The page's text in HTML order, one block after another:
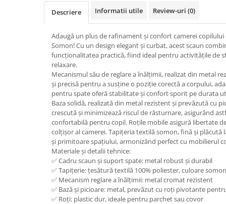
Descriere Informatii utile Review-uri (0)
Adaugă un plus de rafinament și confort camerei
Somon! Cu un design elegant și curbat, acest scaun
funcționalitatea practică, fiind ideal pentru activitățile de
relaxare.
Mecanismul său de reglare a înălțimii, realizat din metal
și precisă pentru a susține o poziție corectă a corpului,
pentru spate oferă stabilitate și confort sporit pe durata
Baza solidă, realizată din metal rezistent și prevăzută cu
crescută și minimizează riscul de răsturnare, asigurând
confortabilă pentru copil. Roțile mobile asigură libertate
colțișor al camerei. Tapițeria textilă somon, fină și plăcută
și primitoare spațiului, armonizând perfect cu mobilierul
Materiale și detalii tehnice:
✅ Cadru scaun și suport spate: metal robust și durabil
✅ Tapițerie: țesătură textilă 100% poliester, culoare somon
✅ Mecanism reglare a înălțimii: metal cromat rezistent
✅ Bază și picioare: metal, prevăzut cu roți pivotante
✅ Roți: plastic dur, ideale pentru parchet sau covor